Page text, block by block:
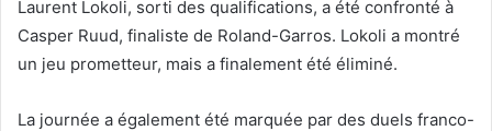
Laurent Lokoli, sorti des qualifications, a été confronté à
Casper Ruud, finaliste de Roland-Garros. Lokoli a montré
un jeu prometteur, mais a finalement été éliminé.
La journée a également été marquée par des duels franco-